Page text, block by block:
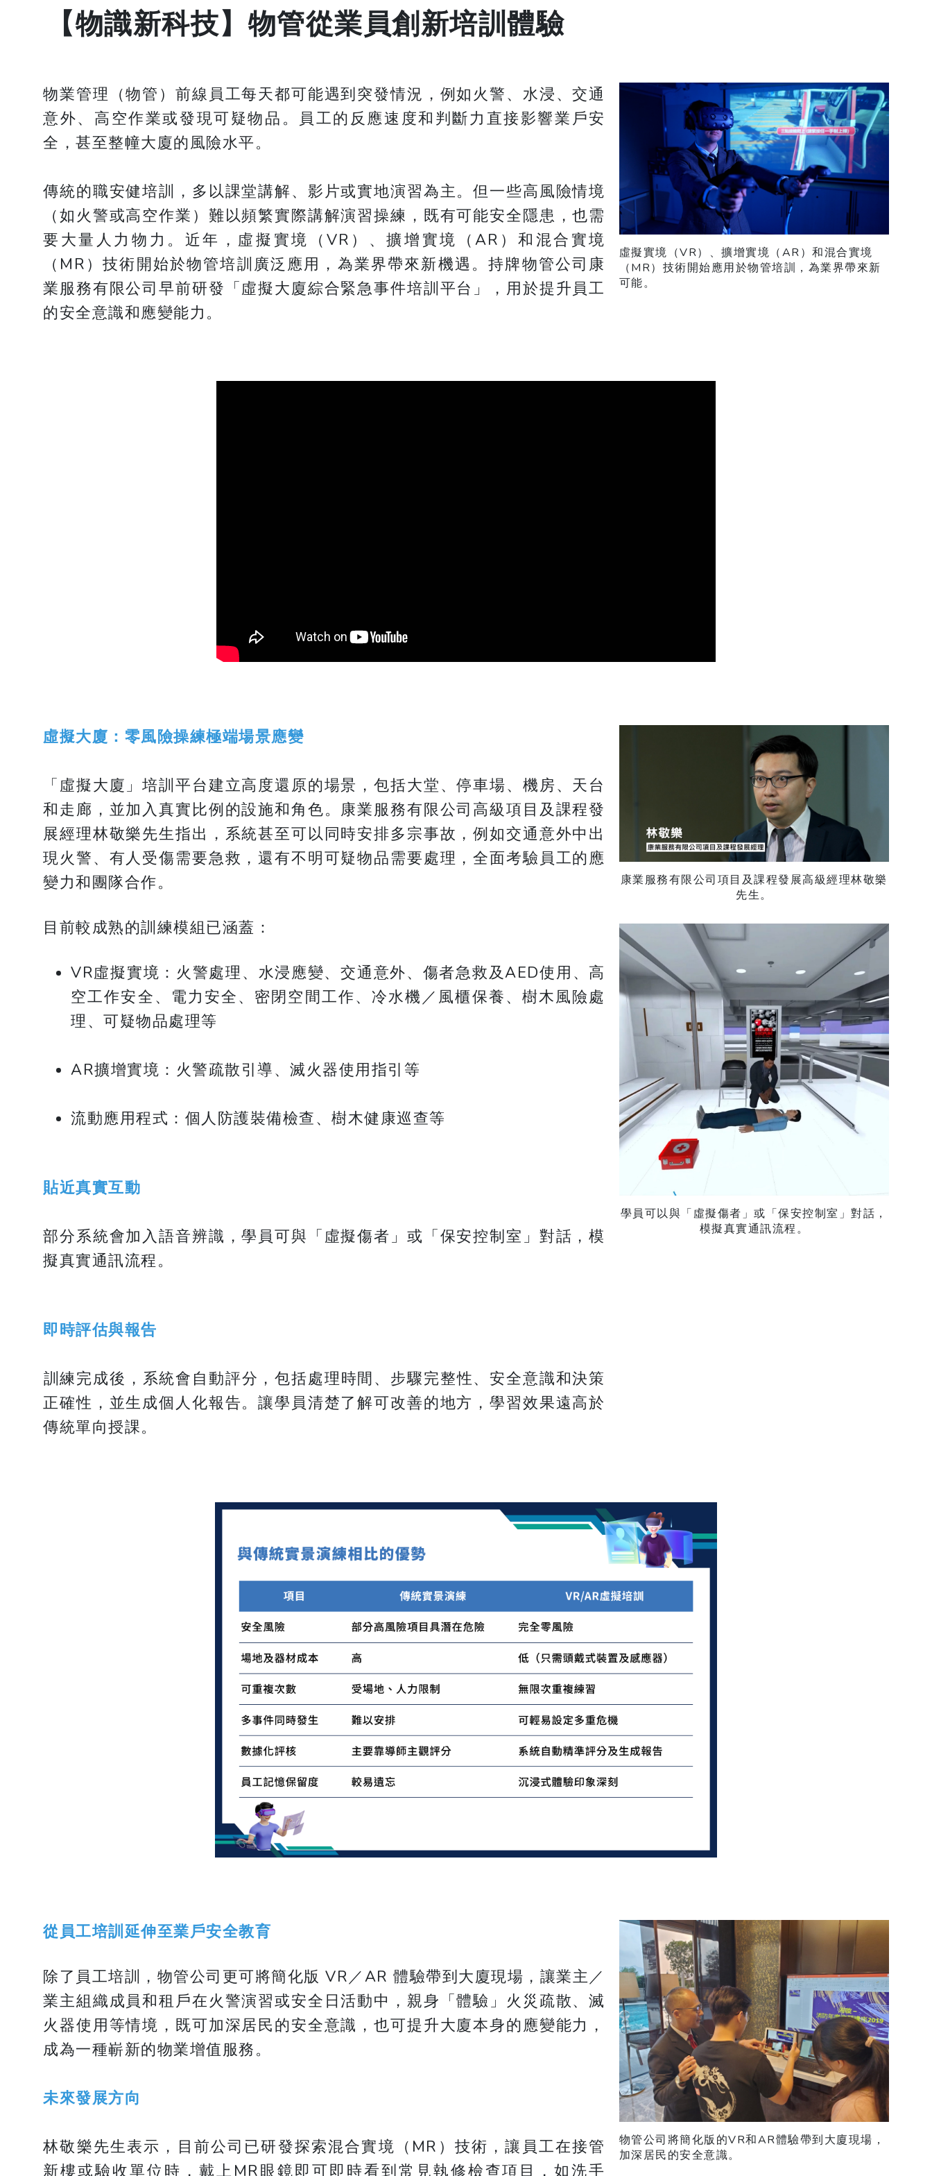
【物識新科技】物管從業員創新培訓體驗
物業管理（物管）前線員工每天都可能遇到突發情況，例如火警、水浸、交通
意外、高空作業或發現可疑物品。員工的反應速度和判斷力直接影響業戶安
全，甚至整幢大廈的風險水平。
傳統的職安健培訓，多以課堂講解、影片或實地演習為主。但一些高風險情境
（如火警或高空作業）難以頻繁實際講解演習操練，既有可能安全隱患，也需
要大量人力物力。近年，虛擬實境（VR）、擴增實境（AR）和混合實境
（MR）技術開始於物管培訓廣泛應用，為業界帶來新機遇。持牌物管公司康
業服務有限公司早前研發「虛擬大廈綜合緊急事件培訓平台」，用於提升員工
的安全意識和應變能力。
虛擬實境（VR）、擴增實境（AR）和混合實境
（MR）技術開始應用於物管培訓，為業界帶來新
可能。
虛擬大廈：零風險操練極端場景應變
「虛擬大廈」培訓平台建立高度還原的場景，包括大堂、停車場、機房、天台
和走廊，並加入真實比例的設施和角色。康業服務有限公司高級項目及課程發
展經理林敬樂先生指出，系統甚至可以同時安排多宗事故，例如交通意外中出
現火警、有人受傷需要急救，還有不明可疑物品需要處理，全面考驗員工的應
變力和團隊合作。
目前較成熟的訓練模組已涵蓋：
VR虛擬實境：火警處理、水浸應變、交通意外、傷者急救及AED使用、高
空工作安全、電力安全、密閉空間工作、冷水機／風櫃保養、樹木風險處
理、可疑物品處理等
AR擴增實境：火警疏散引導、滅火器使用指引等
流動應用程式：個人防護裝備檢查、樹木健康巡查等
貼近真實互動
部分系統會加入語音辨識，學員可與「虛擬傷者」或「保安控制室」對話，模
擬真實通訊流程。
即時評估與報告
​​​​​​​訓練完成後，系統會自動評分，包括處理時間、步驟完整性、安全意識和決策
正確性，並生成個人化報告。讓學員清楚了解可改善的地方，學習效果遠高於
傳統單向授課。
康業服務有限公司項目及課程發展高級經理林敬樂
先生。
學員可以與「虛擬傷者」或「保安控制室」對話，
模擬真實通訊流程。
從員工培訓延伸至業戶安全教育
除了員工培訓，物管公司更可將簡化版 VR／AR 體驗帶到大廈現場，讓業主／
業主組織成員和租戶在火警演習或安全日活動中，親身「體驗」火災疏散、滅
火器使用等情境，既可加深居民的安全意識，也可提升大廈本身的應變能力，
成為一種嶄新的物業增值服務。
未來發展方向
林敬樂先生表示，目前公司已研發探索混合實境（MR）技術，讓員工在接管
新樓或驗收單位時，戴上MR眼鏡即可即時看到常見執修檢查項目，如洗手
物管公司將簡化版的VR和AR體驗帶到大廈現場，
加深居民的安全意識。